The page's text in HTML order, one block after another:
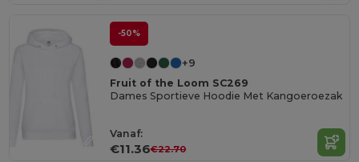
-50%
+9
Fruit of the Loom SC269
Dames Sportieve Hoodie Met Kangoeroezak
Vanaf:
€11.36€22.70